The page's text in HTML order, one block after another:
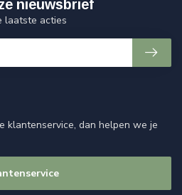
klantenservice, dan helpen we je
nieuwsbrief
laatste acties